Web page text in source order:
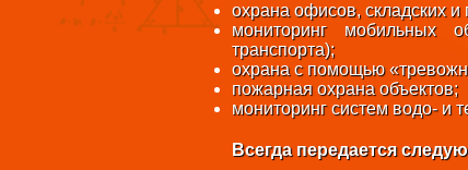
охрана офисов, складских
мониторинг мобильных
транспорта);
охрана с помощью
пожарная охрана объектов;
мониторинг систем водо- и
Всегда передается